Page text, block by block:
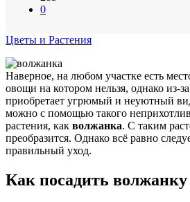
0
Цветы и Растения
Наверное, на любом участке есть
овощи на котором нельзя, однако из-
приобретает угрюмый и неуютный
можно с помощью такого
растения, как волжанка. С таким
преобразится. Однако всё равно
правильный уход.
Как посадить волжанку